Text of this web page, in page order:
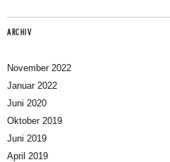
ARCHIV
November 2022
Januar 2022
Juni 2020
Oktober 2019
Juni 2019
April 2019